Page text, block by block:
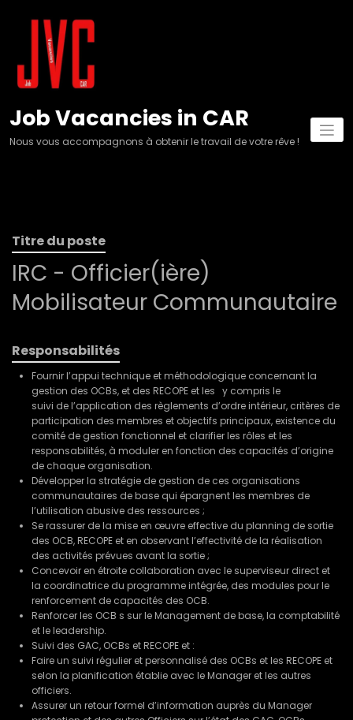
Job Vacancies in CAR
Nous vous accompagnons à obtenir le travail de votre rêve !
Titre du poste
IRC - Officier(ière)
Mobilisateur Communautaire
Responsabilités
Fournir l’appui technique et méthodologique concernant la
gestion des OCBs, et des RECOPE et les y compris le
suivi de l’application des règlements d’ordre intérieur, critères de
participation des membres et objectifs principaux, existence du
comité de gestion fonctionnel et clarifier les rôles et les
responsabilités, à moduler en fonction des capacités d’origine
de chaque organisation.
Développer la stratégie de gestion de ces organisations
communautaires de base qui épargnent les membres de
l’utilisation abusive des ressources ;
Se rassurer de la mise en œuvre effective du planning de sortie
des OCB, RECOPE et en observant l’effectivité de la réalisation
des activités prévues avant la sortie ;
Concevoir en étroite collaboration avec le superviseur direct et
la coordinatrice du programme intégrée, des modules pour le
renforcement de capacités des OCB.
Renforcer les OCB s sur le Management de base, la comptabilité
et le leadership.
Suivi des GAC, OCBs et RECOPE et :
Faire un suivi régulier et personnalisé des OCBs et les RECOPE et
selon la planification établie avec le Manager et les autres
officiers.
Assurer un retour formel d’information auprès du Manager